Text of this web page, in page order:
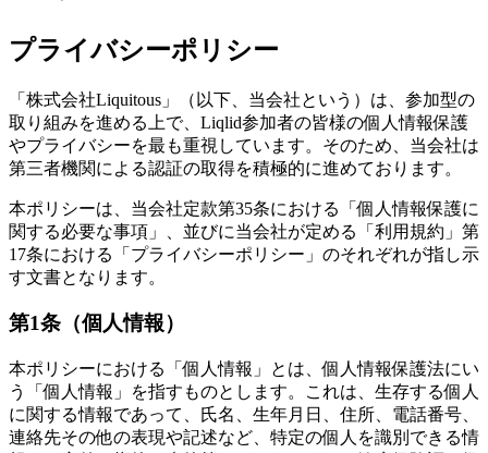
プライバシーポリシー
「株式会社Liquitous」（以下、当会社という）は、参加型の
取り組みを進める上で、Liqlid参加者の皆様の個人情報保護
やプライバシーを最も重視しています。そのため、当会社は
第三者機関による認証の取得を積極的に進めております。
本ポリシーは、当会社定款第35条における「個人情報保護に
関する必要な事項」、並びに当会社が定める「利用規約」第
17条における「プライバシーポリシー」のそれぞれが指し示
す文書となります。
第1条（個人情報）
本ポリシーにおける「個人情報」とは、個人情報保護法にい
う「個人情報」を指すものとします。これは、生存する個人
に関する情報であって、氏名、生年月日、住所、電話番号、
連絡先その他の表現や記述など、特定の個人を識別できる情